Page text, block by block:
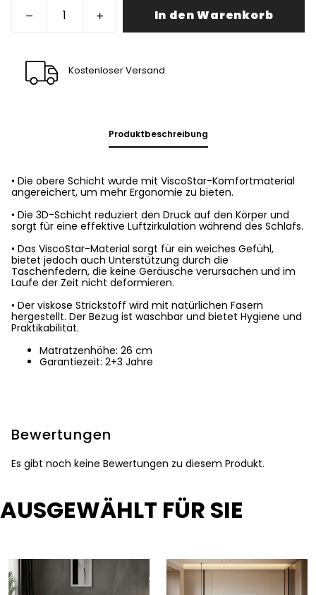
In den Warenkorb
Kostenloser Versand
Produktbeschreibung
• Die obere Schicht wurde mit ViscoStar-Komfortmaterial
angereichert, um mehr Ergonomie zu bieten.
• Die 3D-Schicht reduziert den Druck auf den Körper und
sorgt für eine effektive Luftzirkulation während des Schlafs.
• Das ViscoStar-Material sorgt für ein weiches Gefühl,
bietet jedoch auch Unterstützung durch die
Taschenfedern, die keine Geräusche verursachen und im
Laufe der Zeit nicht deformieren.
• Der viskose Strickstoff wird mit natürlichen Fasern
hergestellt. Der Bezug ist waschbar und bietet Hygiene und
Praktikabilität.
Matratzenhöhe: 26 cm
Garantiezeit: 2+3 Jahre
Bewertungen
Es gibt noch keine Bewertungen zu diesem Produkt.
AUSGEWÄHLT FÜR SIE